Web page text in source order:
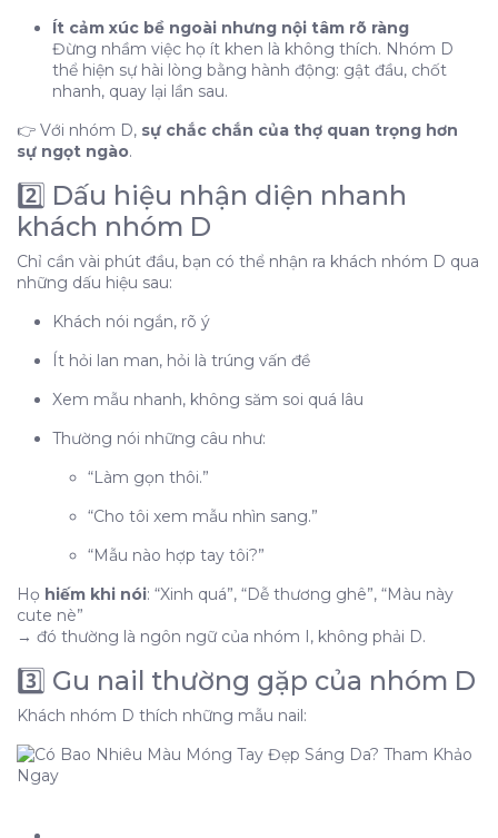
không?
Đặc điểm trung thành của nhóm D:
Khi nào nhóm D sẽ dễ thay đổi thợ?
Ít cảm xúc bề ngoài nhưng nội tâm rõ ràng
Đừng nhầm việc họ ít khen là không thích. Nhóm D
thể hiện sự hài lòng bằng hành động: gật đầu, chốt
nhanh, quay lại lần sau.
👉 Với nhóm D, sự chắc chắn của thợ quan trọng hơn
sự ngọt ngào.
2️⃣ Dấu hiệu nhận diện nhanh
khách nhóm D
Chỉ cần vài phút đầu, bạn có thể nhận ra khách nhóm D qua
những dấu hiệu sau:
Khách nói ngắn, rõ ý
Ít hỏi lan man, hỏi là trúng vấn đề
Xem mẫu nhanh, không săm soi quá lâu
Thường nói những câu như:
“Làm gọn thôi.”
“Cho tôi xem mẫu nhìn sang.”
“Mẫu nào hợp tay tôi?”
Họ hiếm khi nói: “Xinh quá”, “Dễ thương ghê”, “Màu này
cute nè”
→ đó thường là ngôn ngữ của nhóm I, không phải D.
3️⃣ Gu nail thường gặp của nhóm D
Khách nhóm D thích những mẫu nail: